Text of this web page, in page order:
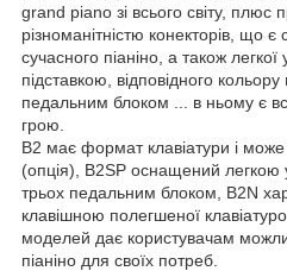
grand piano зі всього світу,
різноманітністю конекторів, що
сучасного піаніно, а також легкої
підставкою, відповідного
педальним блоком ... в ньому є
грою.
B2 має формат клавіатури і може
(опція), B2SP оснащений легкою
трьох педальним блоком, B2N
клавішною полегшеної
моделей дає користувачам
піаніно для своїх потреб.